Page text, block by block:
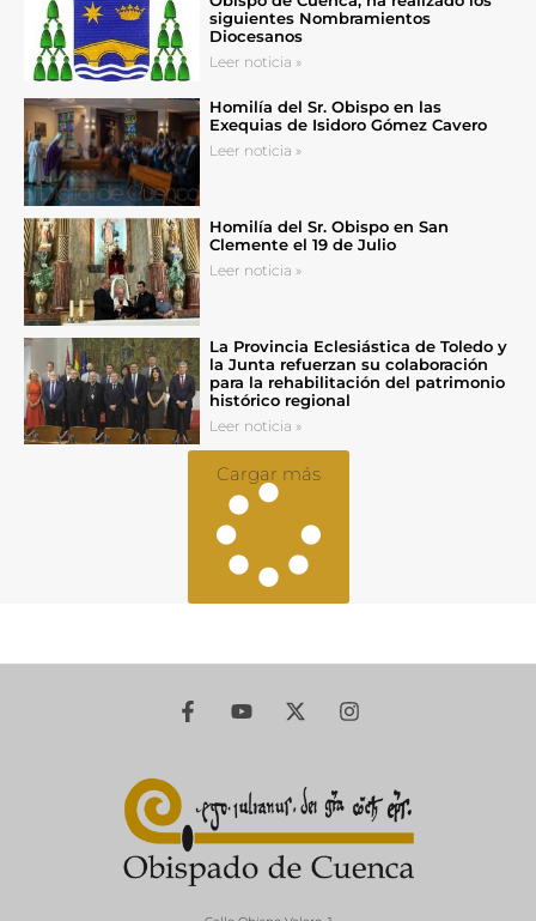
siguientes Nombramientos
Diocesanos
Leer noticia »
Homilía del Sr. Obispo en las
Exequias de Isidoro Gómez Cavero
Leer noticia »
Homilía del Sr. Obispo en San
Clemente el 19 de Julio
Leer noticia »
La Provincia Eclesiástica de Toledo y
la Junta refuerzan su colaboración
para la rehabilitación del patrimonio
histórico regional
Leer noticia »
Cargar más